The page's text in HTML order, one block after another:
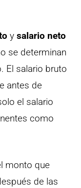
y salario neto
se determinan
El salario bruto
antes de
el salario
como
monto que
de las